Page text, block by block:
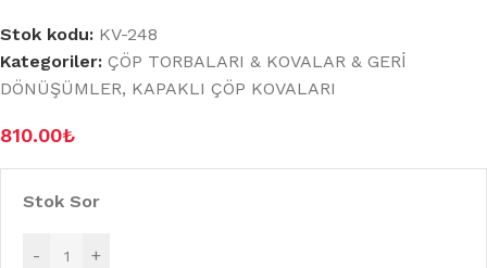
Stok kodu: KV-248
Kategoriler: ÇÖP TORBALARI & KOVALAR & GERİ
DÖNÜŞÜMLER, KAPAKLI ÇÖP KOVALARI
810.00₺
Stok Sor
- +